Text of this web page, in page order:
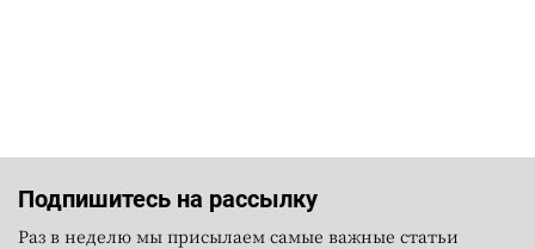
Подпишитесь на рассылку
Раз в неделю мы присылаем самые важные статьи